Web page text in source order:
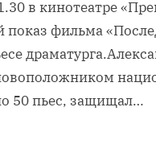
в кинотеатре
показ фильма
50 пьес, защищал…